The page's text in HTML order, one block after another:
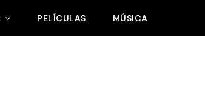
PELÍCULAS MÚSICA